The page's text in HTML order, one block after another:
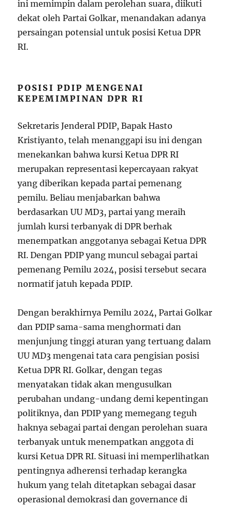
ini memimpin dalam perolehan suara, diikuti
dekat oleh Partai Golkar, menandakan adanya
persaingan potensial untuk posisi Ketua DPR
RI.
POSISI PDIP MENGENAI
KEPEMIMPINAN DPR RI
Sekretaris Jenderal PDIP, Bapak Hasto
Kristiyanto, telah menanggapi isu ini dengan
menekankan bahwa kursi Ketua DPR RI
merupakan representasi kepercayaan rakyat
yang diberikan kepada partai pemenang
pemilu. Beliau menjabarkan bahwa
berdasarkan UU MD3, partai yang meraih
jumlah kursi terbanyak di DPR berhak
menempatkan anggotanya sebagai Ketua DPR
RI. Dengan PDIP yang muncul sebagai partai
pemenang Pemilu 2024, posisi tersebut secara
normatif jatuh kepada PDIP.
Dengan berakhirnya Pemilu 2024, Partai Golkar
dan PDIP sama-sama menghormati dan
menjunjung tinggi aturan yang tertuang dalam
UU MD3 mengenai tata cara pengisian posisi
Ketua DPR RI. Golkar, dengan tegas
menyatakan tidak akan mengusulkan
perubahan undang-undang demi kepentingan
politiknya, dan PDIP yang memegang teguh
haknya sebagai partai dengan perolehan suara
terbanyak untuk menempatkan anggota di
kursi Ketua DPR RI. Situasi ini memperlihatkan
pentingnya adherensi terhadap kerangka
hukum yang telah ditetapkan sebagai dasar
operasional demokrasi dan governance di